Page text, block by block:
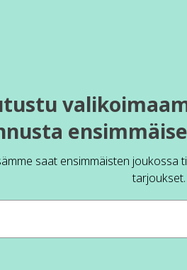
saat ensimmäisten joukossa
tarjoukset.